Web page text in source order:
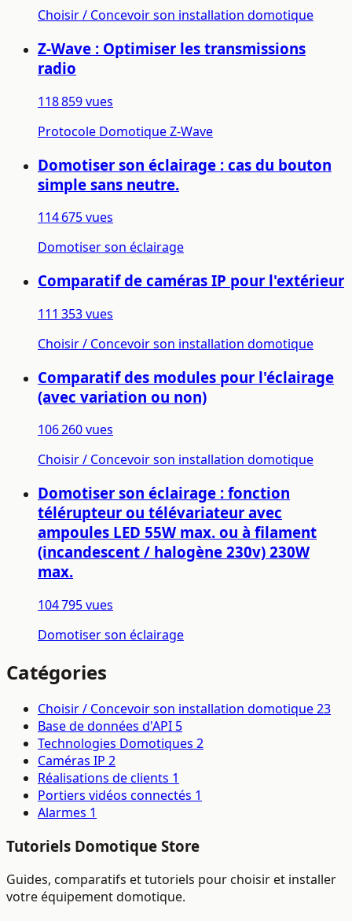
Choisir / Concevoir son installation domotique
Z-Wave : Optimiser les transmissions
radio
118 859 vues
Protocole Domotique Z-Wave
Domotiser son éclairage : cas du bouton
simple sans neutre.
114 675 vues
Domotiser son éclairage
Comparatif de caméras IP pour l'extérieur
111 353 vues
Choisir / Concevoir son installation domotique
Comparatif des modules pour l'éclairage
(avec variation ou non)
106 260 vues
Choisir / Concevoir son installation domotique
Domotiser son éclairage : fonction
télérupteur ou télévariateur avec
ampoules LED 55W max. ou à filament
(incandescent / halogène 230v) 230W
max.
104 795 vues
Domotiser son éclairage
Catégories
Choisir / Concevoir son installation domotique23
Base de données d'API 5
Technologies Domotiques 2
Caméras IP 2
Réalisations de clients 1
Portiers vidéos connectés 1
Alarmes 1
Tutoriels Domotique Store
Guides, comparatifs et tutoriels pour choisir et installer
votre équipement domotique.